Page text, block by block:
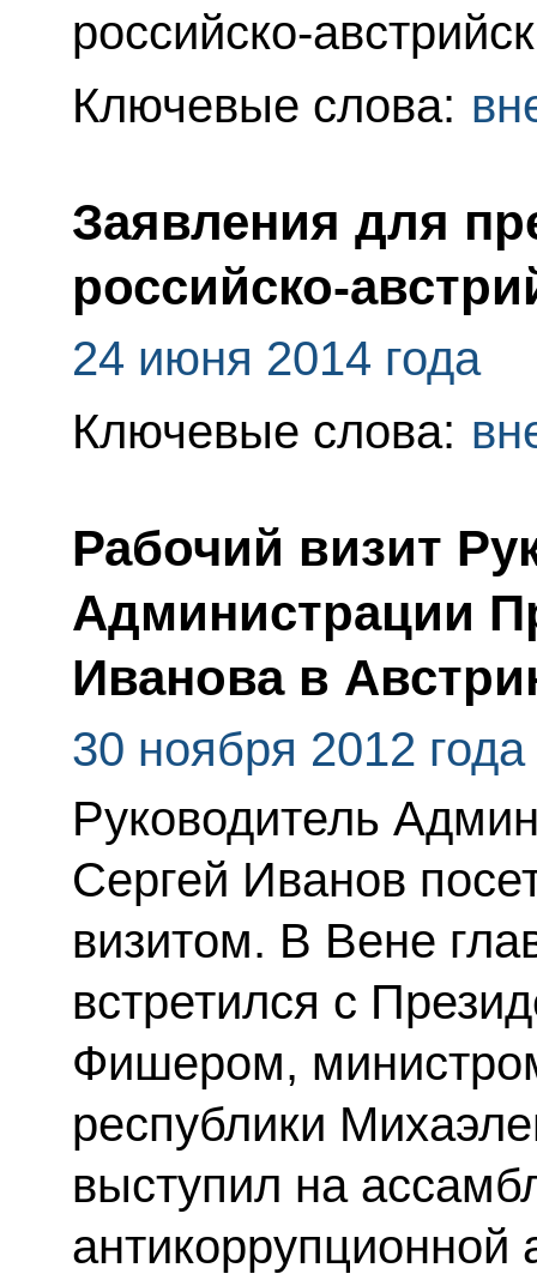
российско-
Ключевые слова:
Заявления для
российско-
24 июня 2014 года
Ключевые слова:
Рабочий визит
Администрации
Иванова в
30 ноября 2012 года
Руководитель
Сергей Иванов
визитом. В Вене
встретился с
Фишером,
республики
выступил на
антикоррупционной